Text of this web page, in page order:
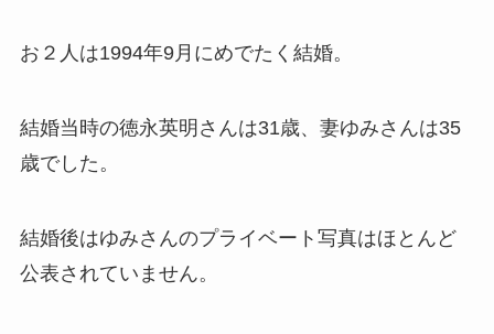
お２人は1994年9月にめでたく結婚。
結婚当時の徳永英明さんは31歳、妻ゆみさんは35
歳でした。
結婚後はゆみさんのプライベート写真はほとんど
公表されていません。